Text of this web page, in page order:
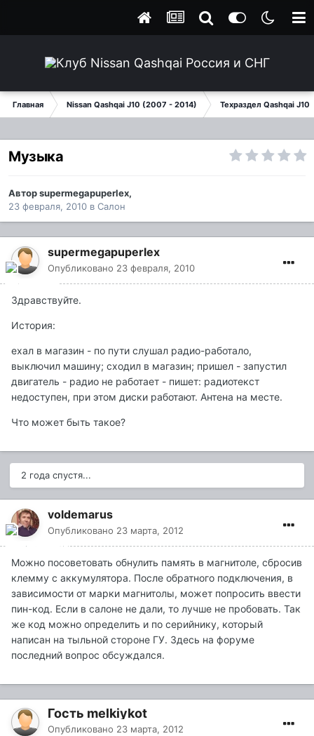
Главная Nissan Qashqai J10 (2007 - 2014) Техраздел Qashqai J10
Музыка
Авторsupermegapuperlex,
23 февраля, 2010 в Салон
supermegapuperlex
Опубликовано 23 февраля, 2010
Здравствуйте.
История:
ехал в магазин - по пути слушал радио-работало,
выключил машину; сходил в магазин; пришел - запустил
двигатель - радио не работает - пишет: радиотекст
недоступен, при этом диски работают. Антена на месте.
Что может быть такое?
2 года спустя...
voldemarus
Опубликовано 23 марта, 2012
Можно посоветовать обнулить память в магнитоле, сбросив
клемму с аккумулятора. После обратного подключения, в
зависимости от марки магнитолы, может попросить ввести
пин-код. Если в салоне не дали, то лучше не пробовать. Так
же код можно определить и по серийнику, который
написан на тыльной стороне ГУ. Здесь на форуме
последний вопрос обсуждался.
Гость melkiykot
Опубликовано 23 марта, 2012